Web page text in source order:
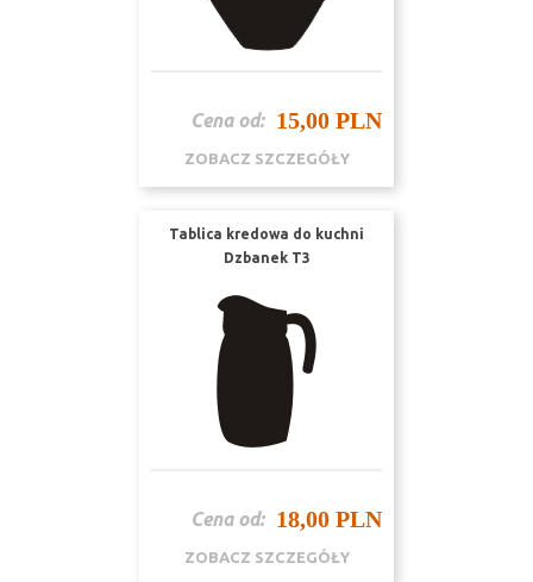
Cena od: 15,00 PLN
ZOBACZ SZCZEGÓŁY
Tablica kredowa do kuchni
Dzbanek T3
Cena od: 18,00 PLN
ZOBACZ SZCZEGÓŁY